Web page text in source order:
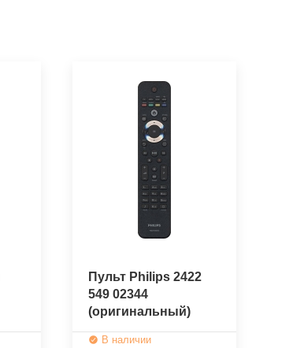
Пульт Philips 2422
549 02344
(оригинальный)
В наличии